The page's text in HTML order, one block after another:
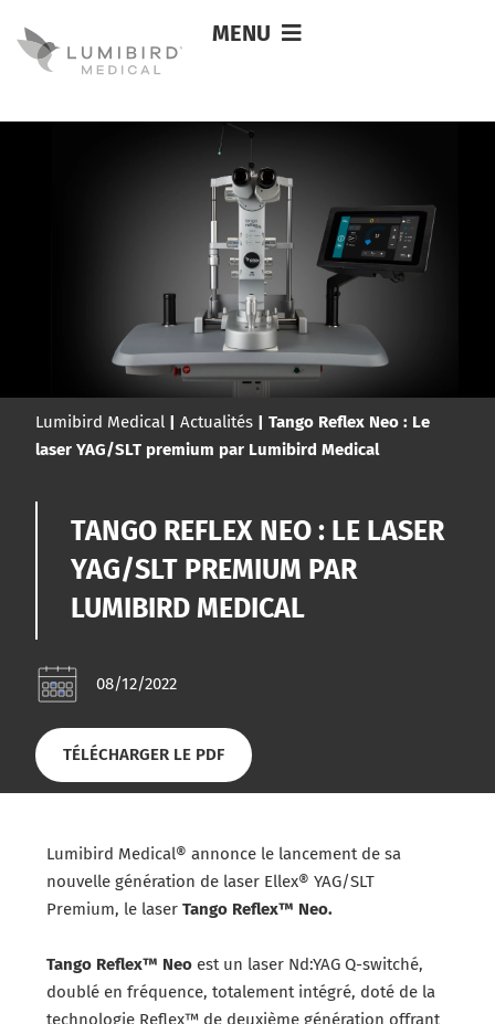
MENU
Lumibird Medical |Actualités |Tango Reflex Neo : Le
laser YAG/SLT premium par Lumibird Medical
TANGO REFLEX NEO : LE LASER
YAG/SLT PREMIUM PAR
LUMIBIRD MEDICAL
08/12/2022
TÉLÉCHARGER LE PDF
Lumibird Medical® annonce le lancement de sa
nouvelle génération de laser Ellex® YAG/SLT
Premium, le laserTango Reflex™ Neo.
Tango Reflex™ Neo est un laser Nd:YAG Q-switché,
doublé en fréquence, totalement intégré, doté de la
technologie Reflex™ de deuxième génération offrant